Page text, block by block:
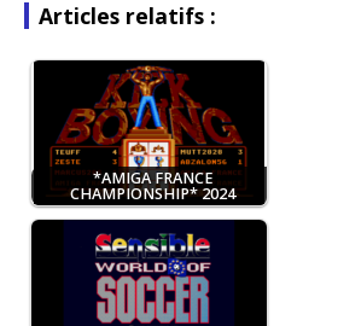
Articles relatifs :
*AMIGA FRANCE
CHAMPIONSHIP* 2024